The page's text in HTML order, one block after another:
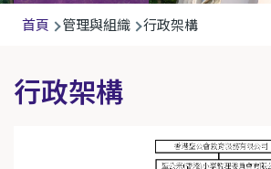
導
連
結
首頁 管理與組織 行政架構
行政架構